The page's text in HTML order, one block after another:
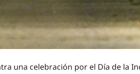
una celebración por el Día de la